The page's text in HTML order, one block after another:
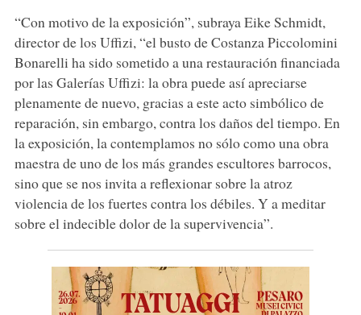
“Con motivo de la exposición”, subraya Eike Schmidt,
director de los Uffizi, “el busto de Costanza Piccolomini
Bonarelli ha sido sometido a una restauración financiada
por las Galerías Uffizi: la obra puede así apreciarse
plenamente de nuevo, gracias a este acto simbólico de
reparación, sin embargo, contra los daños del tiempo. En
la exposición, la contemplamos no sólo como una obra
maestra de uno de los más grandes escultores barrocos,
sino que se nos invita a reflexionar sobre la atroz
violencia de los fuertes contra los débiles. Y a meditar
sobre el indecible dolor de la supervivencia”.